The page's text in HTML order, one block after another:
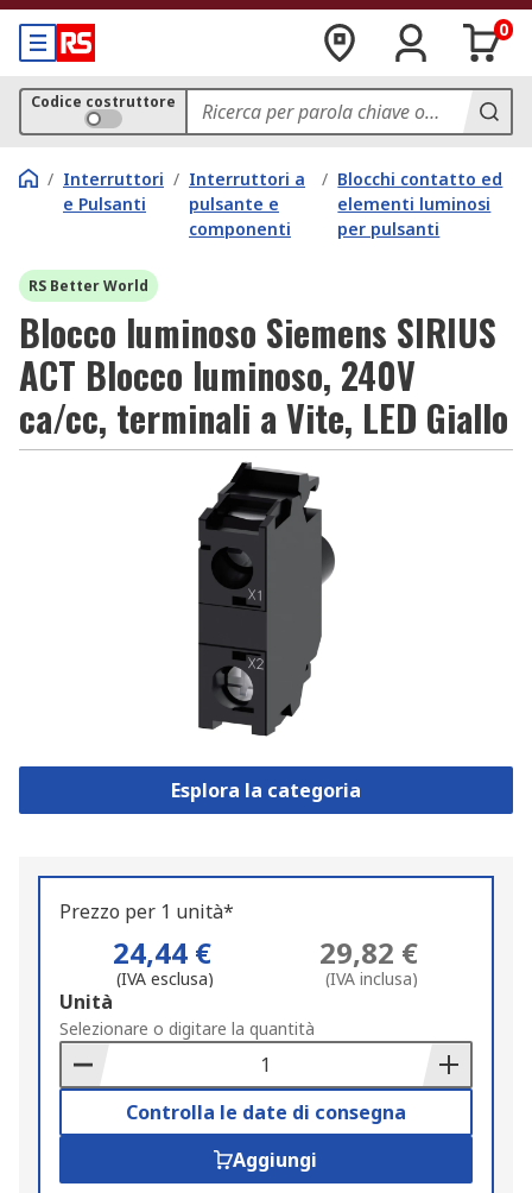
0
Codice costruttore
/ Interruttori
e Pulsanti
/ Interruttori a
pulsante e
componenti
/ Blocchi contatto ed
elementi luminosi
per pulsanti
RS Better World
Blocco luminoso Siemens SIRIUS
ACT Blocco luminoso, 240V
ca/cc, terminali a Vite, LED Giallo
Esplora la categoria
Prezzo per 1 unità*
24,44 €
(IVA esclusa)
29,82 €
(IVA inclusa)
Add
to
Basket
Unità
Selezionare o digitare la quantità
Controlla le date di consegna
Aggiungi